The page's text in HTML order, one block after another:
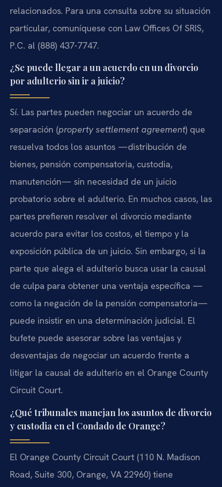
relacionados. Para una consulta sobre su situación
particular, comuníquese con Law Offices Of SRIS,
P.C. al (888) 437-7747.
¿Se puede llegar a un acuerdo en un divorcio
por adulterio sin ir a juicio?
Sí. Las partes pueden negociar un acuerdo de
separación (property settlement agreement) que
resuelva todos los asuntos —distribución de
bienes, pensión compensatoria, custodia,
manutención— sin necesidad de un juicio
probatorio sobre el adulterio. En muchos casos, las
partes prefieren resolver el divorcio mediante
acuerdo para evitar los costos, el tiempo y la
exposición pública de un juicio. Sin embargo, si la
parte que alega el adulterio busca usar la causal
de culpa para obtener una ventaja específica —
como la negación de la pensión compensatoria—
puede insistir en una determinación judicial. El
bufete puede asesorar sobre las ventajas y
desventajas de negociar un acuerdo frente a
litigar la causal de adulterio en el Orange County
Circuit Court.
¿Qué tribunales manejan los asuntos de divorcio
y custodia en el Condado de Orange?
El Orange County Circuit Court (110 N. Madison
Road, Suite 300, Orange, VA 22960) tiene